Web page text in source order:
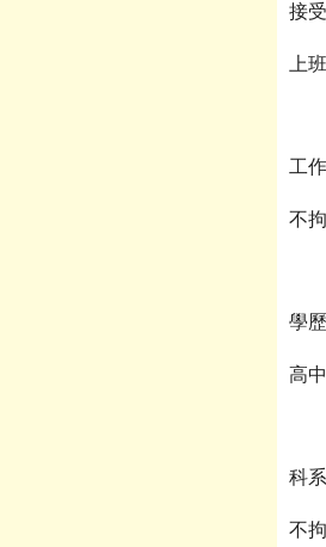
接
上
工
不拘
學
高
科
不拘